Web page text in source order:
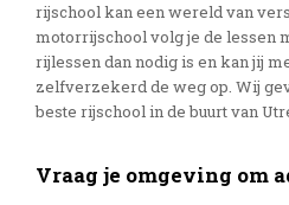
rijschool kan een wereld van
motorrijschool volg je de lessen
rijlessen dan nodig is en kan jij
zelfverzekerd de weg op. Wij
beste rijschool in de buurt van
Vraag je omgeving om